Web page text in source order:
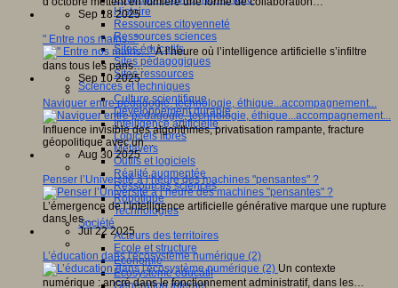
Histoire
Ressources citoyenneté
Ressources sciences
Sites éducatifs
Sites pédagogiques
Sites ressources
Sciences et techniques
Culture scientifique
Développement durable
Intelligence artificielle
Logiciels libres
Métavers
Outils et logiciels
Réalité augmentée
Ressources sciences
Robotique
Technologies
Société
Acteurs des territoires
Ecole et structure
Economie
Ecosystème éducatif
Génération internet
Sep 18 2025
" Entre nos mains..."
À l’heure où l’intelligence artificielle s’infiltre
dans tous les pans…
Sep 10 2025
Naviguer entre pédagogie, technologie, éthique...accompagnement...
Influence invisible des algorithmes, privatisation rampante, fracture
géopolitique avec un…
Aug 30 2025
Penser l’Université à l’heure des machines "pensantes" ?
L’émergence de l’intelligence artificielle générative marque une rupture
dans les…
Jul 22 2025
L’éducation dans l'écosystème numérique (2)
Un contexte
numérique : ancré dans le fonctionnement administratif, dans les…